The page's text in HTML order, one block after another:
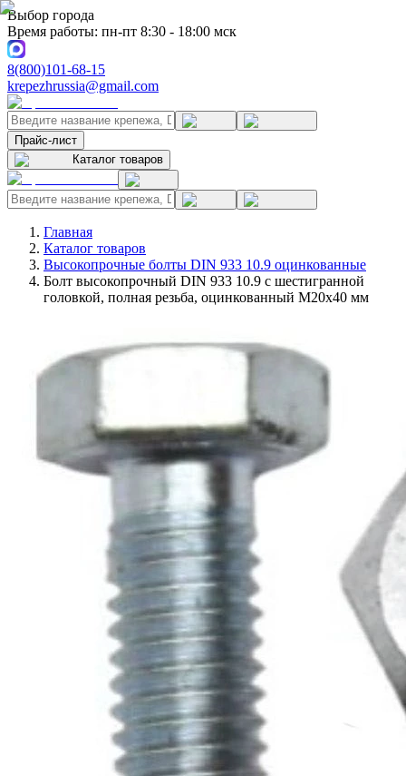
Выбор города
Время работы: пн-пт 8:30 - 18:00 мск
8(800)101-68-15
krepezhrussia@gmail.com
Прайс-лист
Каталог товаров
Главная
Каталог товаров
Высокопрочные болты DIN 933 10.9 оцинкованные
Болт высокопрочный DIN 933 10.9 с шестигранной
головкой, полная резьба, оцинкованный M20x40 мм